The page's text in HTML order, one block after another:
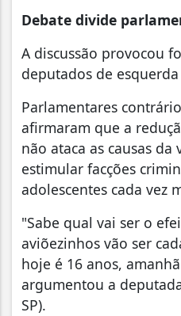
Debate divide
A discussão provocou
deputados de
Parlamentares
afirmaram que a
não ataca as causas
estimular facções
adolescentes cada vez
"Sabe qual vai ser o
aviõezinhos vão ser
hoje é 16 anos,
argumentou a
SP).